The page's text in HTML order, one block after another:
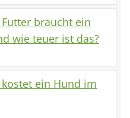
braucht ein
wie teuer ist das?
ein Hund im